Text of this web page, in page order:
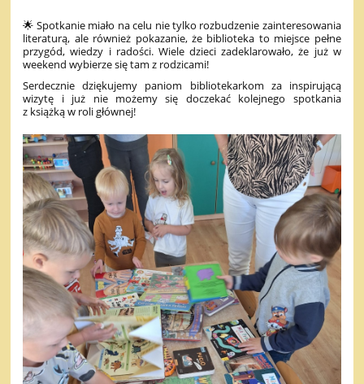
🌟 Spotkanie miało na celu nie tylko rozbudzenie zainteresowania
literaturą, ale również pokazanie, że biblioteka to miejsce pełne
przygód, wiedzy i radości. Wiele dzieci zadeklarowało, że już w
weekend wybierze się tam z rodzicami!
Serdecznie dziękujemy paniom bibliotekarkom za inspirującą
wizytę i już nie możemy się doczekać kolejnego spotkania
z książką w roli głównej!